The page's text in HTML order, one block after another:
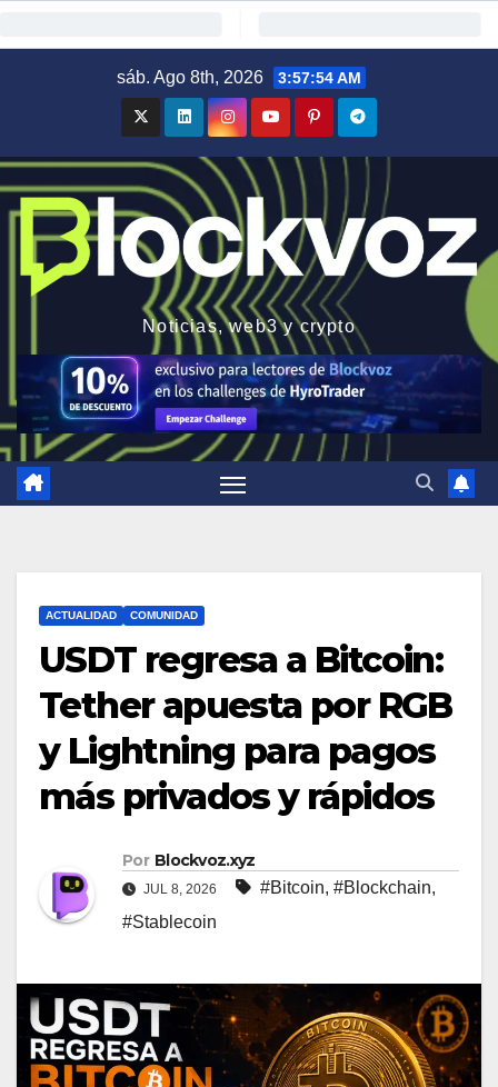
sáb. Ago 8th, 2026 3:57:55 AM
Noticias, web3 y crypto
ACTUALIDAD COMUNIDAD
USDT regresa a Bitcoin:
Tether apuesta por RGB
y Lightning para pagos
más privados y rápidos
Por Blockvoz.xyz
JUL 8, 2026 #Bitcoin, #Blockchain,
#Stablecoin